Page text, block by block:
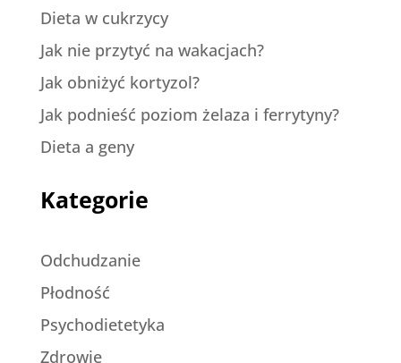
Dieta w cukrzycy
Jak nie przytyć na wakacjach?
Jak obniżyć kortyzol?
Jak podnieść poziom żelaza i ferrytyny?
Dieta a geny
Kategorie
Odchudzanie
Płodność
Psychodietetyka
Zdrowie